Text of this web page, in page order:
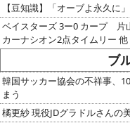
【豆知識】「オーブよ永久に
ベイスターズ 3ー0 カープ 片
カーナシオン2点タイムリー 他
ブ
韓国サッカー協会の不祥事、
まう
橘更紗 現役JDグラドルさんの